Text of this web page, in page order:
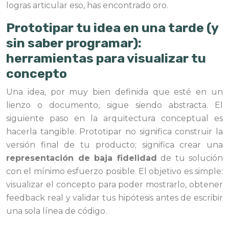
logras articular eso, has encontrado oro.
Prototipar tu idea en una tarde (y
sin saber programar):
herramientas para visualizar tu
concepto
Una idea, por muy bien definida que esté en un
lienzo o documento, sigue siendo abstracta. El
siguiente paso en la arquitectura conceptual es
hacerla tangible. Prototipar no significa construir la
versión final de tu producto; significa crear una
representación de baja fidelidad
de tu solución
con el mínimo esfuerzo posible. El objetivo es simple:
visualizar el concepto para poder mostrarlo, obtener
feedback real y validar tus hipótesis antes de escribir
una sola línea de código.